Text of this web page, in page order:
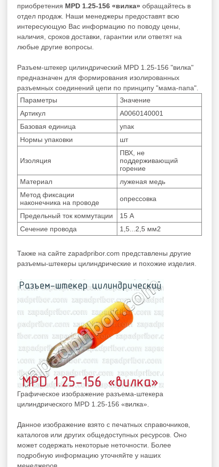
приобретения MPD 1.25-156 «вилка» обращайтесь в
отдел продаж. Наши менеджеры предоставят всю
интересующую Вас информацию по поводу цены,
наличия, сроков доставки, гарантии или ответят на
любые другие вопросы.
Разъем-штекер цилиндрический MPD 1.25-156 "вилка"
предназначен для формирования изолированных
разъемных соединений цепи по принципу "мама-папа".
Параметры
Значение
Артикул
А0060140001
Базовая единица
упак
Нормы упаковки
шт
Изоляция
ПВХ, не
поддерживающий
горение
Материал
луженая медь
Метод фиксации
наконечника на проводе
опрессовка
Предельный ток коммутации
15 А
Сечение провода
1,5...2,5 мм2
Также на сайте zapadpribor.com представлены другие
разъемы-штекеры цилиндрические и похожие изделия.
Графическое изображение разъема-штекера
цилиндрического MPD 1.25-156 «вилка».
Данное изображение взято с печатных справочников,
каталогов или других общедоступных ресурсов. Оно
может содержать некоторые неточности. Более
подробную информацию уточняйте у наших
менеджеров.